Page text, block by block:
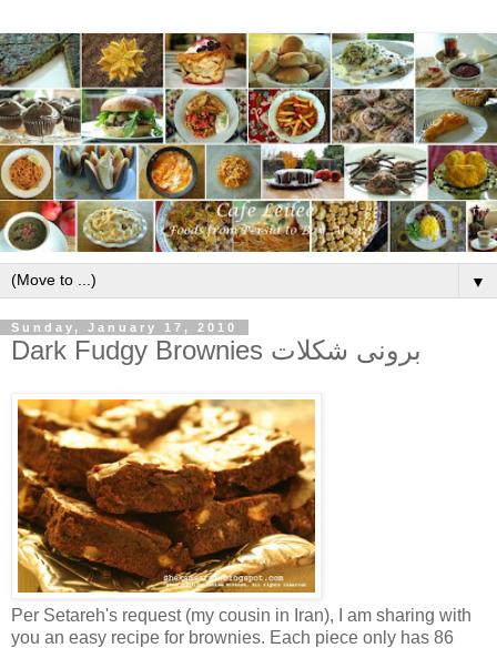
▼
Sunday, January 17, 2010
Dark Fudgy Brownies برونی شکلات
Per Setareh's request (my cousin in Iran), I am sharing with
you an easy recipe for brownies. Each piece only has 86